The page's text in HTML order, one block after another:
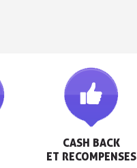
parrainage
: 5€ de réduction
CASH BACK
ET RECOMPENSES